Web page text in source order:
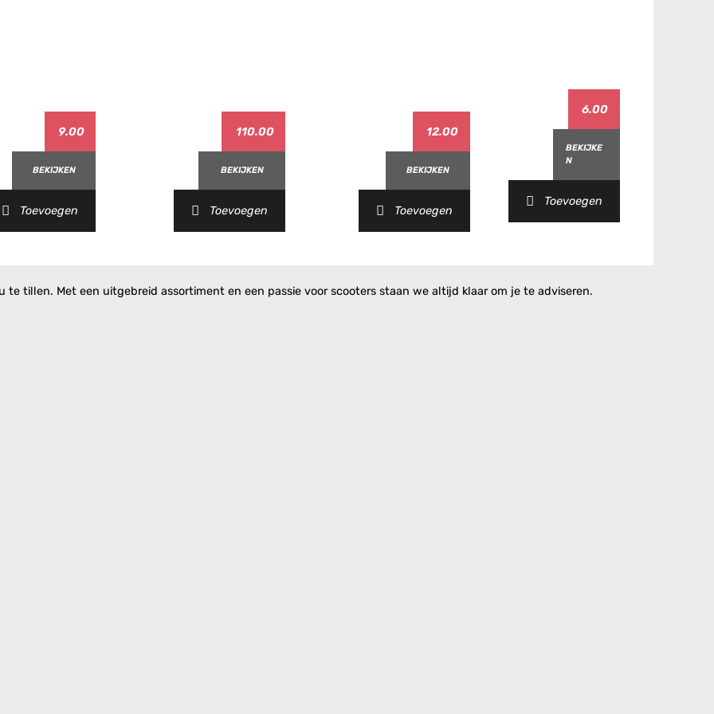
Jet)
9.00
BEKIJKEN
Toevoegen
110.00
BEKIJKEN
Toevoegen
12.00
BEKIJKEN
Toevoegen
6.00
BEKIJKE
N
Toevoegen
tillen. Met een uitgebreid assortiment en een passie voor scooters staan we altijd klaar om je te adviseren.